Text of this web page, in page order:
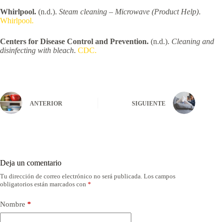
Whirlpool. (n.d.). Steam cleaning – Microwave (Product Help).
Whirlpool.
Centers for Disease Control and Prevention. (n.d.). Cleaning and
disinfecting with bleach. CDC.
ANTERIOR SIGUIENTE
Deja un comentario
Tu dirección de correo electrónico no será publicada. Los campos
obligatorios están marcados con *
Nombre *